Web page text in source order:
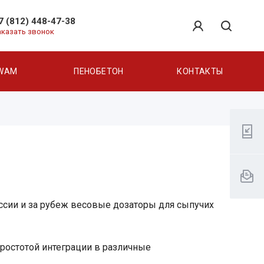
(812) 448-47-38
звонок
ПЕНОБЕТОН КОНТАКТЫ
и за рубеж весовые дозаторы для сыпучих
интеграции в различные